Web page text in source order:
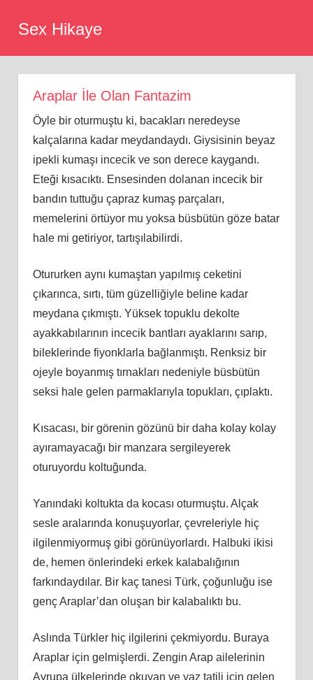
Sex Hikaye
Araplar İle Olan Fantazim
Öyle bir oturmuştu ki, bacakları neredeyse
kalçalarına kadar meydandaydı. Giysisinin beyaz
ipekli kumaşı incecik ve son derece kaygandı.
Eteği kısacıktı. Ensesinden dolanan incecik bir
bandın tuttuğu çapraz kumaş parçaları,
memelerini örtüyor mu yoksa büsbütün göze batar
hale mi getiriyor, tartışılabilirdi.
Otururken aynı kumaştan yapılmış ceketini
çıkarınca, sırtı, tüm güzelliğiyle beline kadar
meydana çıkmıştı. Yüksek topuklu dekolte
ayakkabılarının incecik bantları ayaklarını sarıp,
bileklerinde fiyonklarla bağlanmıştı. Renksiz bir
ojeyle boyanmış tırnakları nedeniyle büsbütün
seksi hale gelen parmaklarıyla topukları, çıplaktı.
Kısacası, bir görenin gözünü bir daha kolay kolay
ayıramayacağı bir manzara sergileyerek
oturuyordu koltuğunda.
Yanındaki koltukta da kocası oturmuştu. Alçak
sesle aralarında konuşuyorlar, çevreleriyle hiç
ilgilenmiyormuş gibi görünüyorlardı. Halbuki ikisi
de, hemen önlerindeki erkek kalabalığının
farkındaydılar. Bir kaç tanesi Türk, çoğunluğu ise
genç Araplar’dan oluşan bir kalabalıktı bu.
Aslında Türkler hiç ilgilerini çekmiyordu. Buraya
Araplar için gelmişlerdi. Zengin Arap ailelerinin
Avrupa ülkelerinde okuyan ve yaz tatili için gelen